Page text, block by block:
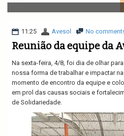
v
i
a
i
n
11:25 Avesol No
Reunião da equipe da
Na sexta-feira, 4/8, foi dia de olhar
nossa forma de trabalhar e impactar
momento de encontro da equipe e
em prol das causas sociais e
de Solidariedade.